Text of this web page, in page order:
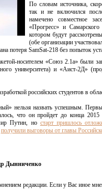
По словам источника,
так и не включился
намечено совместное
«Прогресс» и Самарского
котором будут
(обе организации
потеря SamSat-218 без попыток
носителем «Союз 2.1а» были
университета) и «Аист-2Д»
российских студентов в
нельзя назвать успешным.
что он пройдет до конца
Путин, но старт пришлось
получили выговоры от главы
Дынниченко
редакции. Если у Вас иное